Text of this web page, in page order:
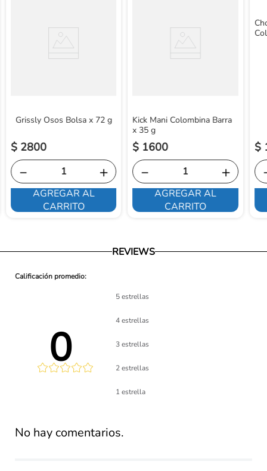
Grissly Osos Bolsa x 72 g
$ 2800
＋
－
AGREGAR AL
CARRITO
Kick Mani Colombina Barra
x 35 g
$ 1600
＋
－
AGREGAR AL
CARRITO
$
REVIEWS
0
5 estrellas
4 estrellas
3 estrellas
2 estrellas
1 estrella
No hay comentarios.